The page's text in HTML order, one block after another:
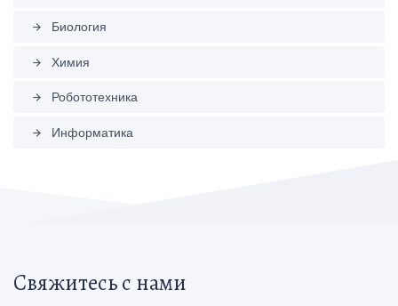
arrow_forward Биология
arrow_forward Химия
arrow_forward Робототехника
arrow_forward Информатика
Свяжитесь с нами